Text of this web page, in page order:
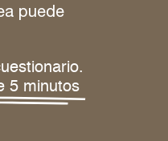
puede
5 minutos